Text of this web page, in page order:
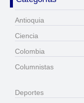
Antioquia
Ciencia
Colombia
Columnistas
Deportes